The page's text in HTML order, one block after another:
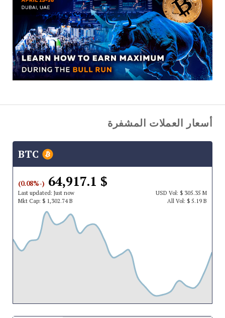
أسعار العملات المشفرة
$ 64,917.1
(-0.08%)
Last updated: Just now USDVol: $ 305.35 M
Mkt Cap: $ 1,302.74 B All Vol: $ 5.19 B